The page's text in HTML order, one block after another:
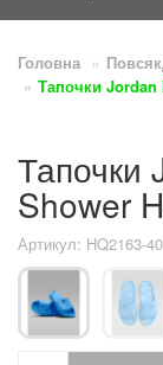
Головна
Тапочки Jordan
Тапочки
Shower
Артикул: HQ2163-